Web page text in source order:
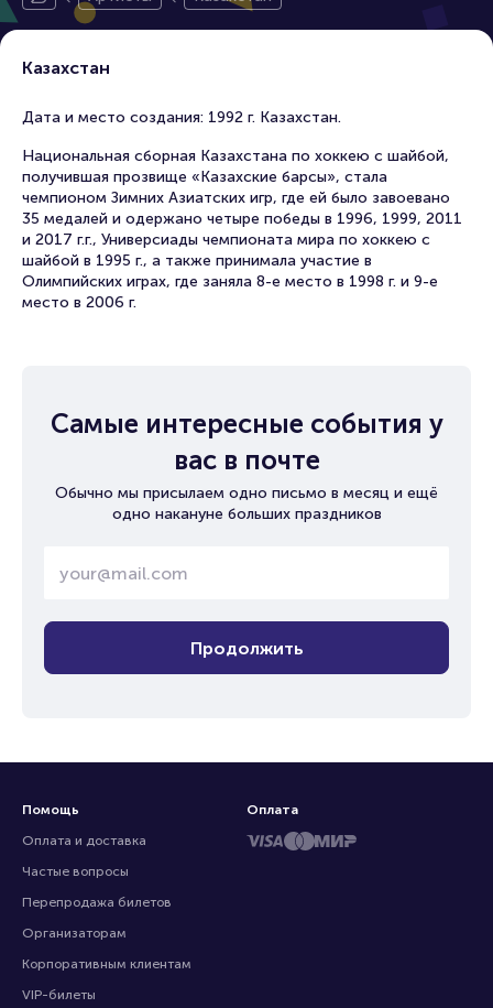
Казахстан
Дата и место создания: 1992 г. Казахстан.
Национальная сборная Казахстана по хоккею с шайбой,
получившая прозвище «Казахские барсы», стала
чемпионом Зимних Азиатских игр, где ей было завоевано
35 медалей и одержано четыре победы в 1996, 1999, 2011
и 2017 г.г., Универсиады чемпионата мира по хоккею с
шайбой в 1995 г., а также принимала участие в
Олимпийских играх, где заняла 8-е место в 1998 г. и 9-е
место в 2006 г.
Самые интересные события у
вас в почте
Обычно мы присылаем одно письмо в месяц и ещё
одно накануне больших праздников
Продолжить
Помощь
Оплата и доставка
Частые вопросы
Перепродажа билетов
Организаторам
Корпоративным клиентам
VIP-билеты
Оплата